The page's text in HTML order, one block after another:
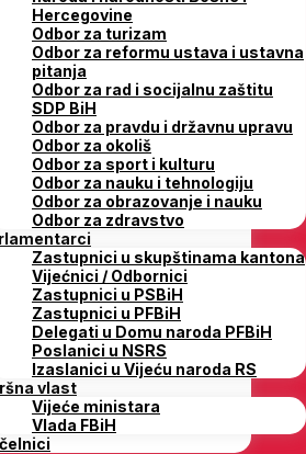
Hercegovine
Odbor za turizam
Odbor za reformu ustava i ustavna
pitanja
Odbor za rad i socijalnu zaštitu
SDP BiH
Odbor za pravdu i državnu upravu
Odbor za okoliš
Odbor za sport i kulturu
Odbor za nauku i tehnologiju
Odbor za obrazovanje i nauku
Odbor za zdravstvo
Zastupnici u skupštinama kantona
Vijećnici / Odbornici
Zastupnici u PSBiH
Zastupnici u PFBiH
Delegati u Domu naroda PFBiH
Poslanici u NSRS
Izaslanici u Vijeću naroda RS
vlast
Vijeće ministara
Vlada FBiH